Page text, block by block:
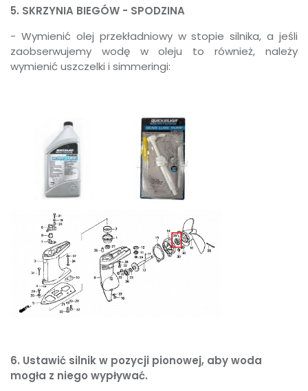
5. SKRZYNIA BIEGÓW - SPODZINA
- Wymienić olej przekładniowy w stopie silnika, a jeśli
zaobserwujemy wodę w oleju to również, należy
wymienić uszczelki i simmeringi:
6. Ustawić silnik w pozycji pionowej, aby woda
mogła z niego wypływać.